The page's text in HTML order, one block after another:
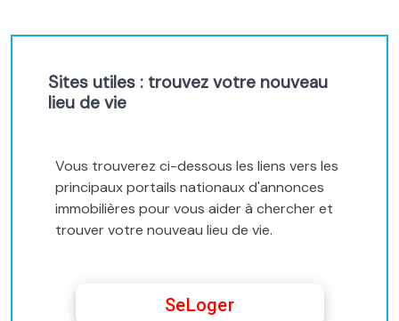
Sites utiles : trouvez votre nouveau
lieu de vie
Vous trouverez ci-dessous les liens vers les
principaux portails nationaux d'annonces
immobilières pour vous aider à chercher et
trouver votre nouveau lieu de vie.
SeLoger